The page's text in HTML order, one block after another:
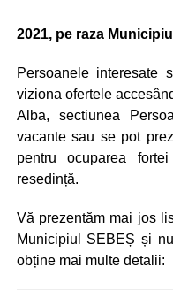
2021, pe raza
Persoanele
viziona ofertele
Alba, sectiunea
vacante sau se pot
pentru ocuparea
resedință.
Vă prezentăm mai jos
Municipiul SEBEȘ și
obține mai multe detalii: